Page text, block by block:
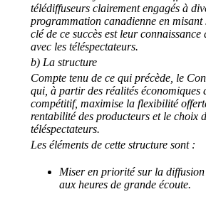
télédiffuseurs clairement engagés à
programmation canadienne en
clé de ce succès est leur
avec les téléspectateurs.
b) La structure
Compte tenu de ce qui précède, le
qui, à partir des réalités économiques
compétitif, maximise la flexibilité
rentabilité des producteurs et le choix
téléspectateurs.
Les éléments de cette structure sont :
Miser en priorité sur la
aux heures de grande écoute.